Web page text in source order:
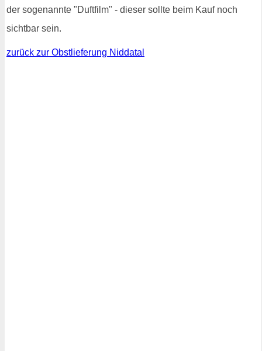
der sogenannte "Duftfilm" - dieser sollte beim Kauf noch
sichtbar sein.
zurück zur Obstlieferung Niddatal